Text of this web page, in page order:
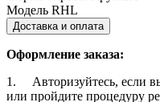
Модель RHL
Доставка и оплата
Оформление заказа:
1. Авторизуйтесь, если
или пройдите процедуру